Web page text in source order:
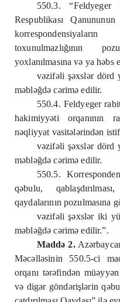
550.3. “Feldyeger
Respublikası
toxunulmazlığının
yoxlanılmasına və ya həbs
vəzifəli şəxslər dörd
məbləğdə cərimə edilir.
550.4. Feldyeger
hakimiyyəti orqanının
nəqliyyat vasitələrindən
vəzifəli şəxslər dörd
məbləğdə cərimə edilir.
550.5.
qəbulu,
qaydalarının pozulmasına
vəzifəli şəxslər iki
məbləğdə cərimə edilir.”.
Maddə 2.
Məcəlləsinin 550.5-ci
orqanı tərəfindən
və digər göndərişlərin